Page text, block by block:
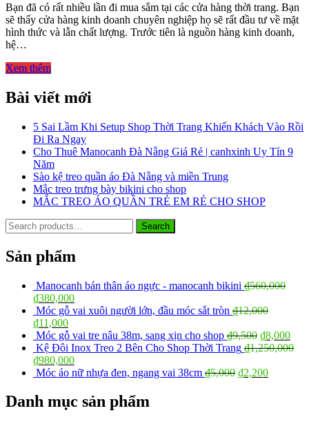
5
KỆ
TREO
MUA
SHOP
THỜI
TRANG
Bạn đã có rất nhiều lần đi mua sắm tại các cửa hàng thời trang. Bạn
sẽ thấy cửa hàng kinh doanh chuyên nghiệp họ sẽ rất đầu tư về mặt
hình thức và lẫn chất lượng. Trước tiên là nguồn hàng kinh doanh,
hệ…
Xem thêm
Bài viết mới
5 Sai Lầm Khi Setup Shop Thời Trang Khiến Khách Vào Rồi
Đi Ra Ngay
Cho Thuê Manocanh Đà Nẵng Giá Rẻ | canhxinh Uy Tín 9
Năm
Sào kệ treo quần áo Đà Nẵng và miền Trung
Mắc treo trưng bày bikini cho shop
MẮC TREO ÁO QUẦN TRẺ EM RẺ CHO SHOP
Search
for:
Search
Sản phẩm
Manocanh bán thân áo ngực - manocanh bikini ₫560,000
₫380,000
Móc gỗ vai xuôi người lớn, đầu móc sắt tròn ₫12,000
₫11,000
Móc gỗ vai tre nâu 38m, sang xịn cho shop ₫9,500 ₫8,000
Kệ Đôi Inox Treo 2 Bên Cho Shop Thời Trang ₫1,250,000
₫980,000
Móc áo nữ nhựa đen, ngang vai 38cm ₫5,000 ₫2,200
Danh mục sản phẩm